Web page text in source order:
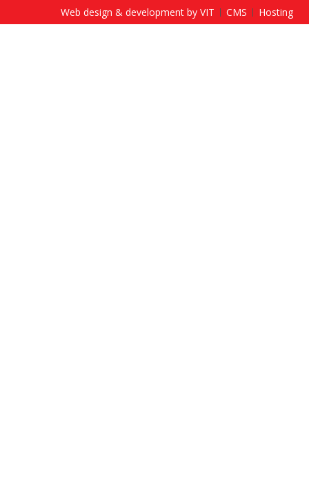
Web design & development by VIT
CMS Hosting